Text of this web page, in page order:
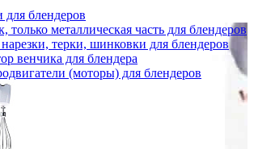
для блендеров
только металлическая часть для блендеров
терки, шинковки для блендеров
венчика для блендера
(моторы) для блендеров